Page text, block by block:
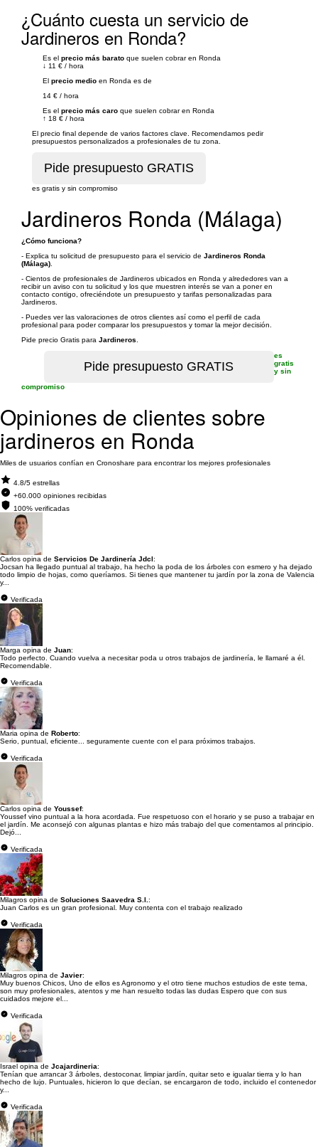
¿Cuánto cuesta un servicio de
Jardineros en Ronda?
Es el precio más barato que suelen cobrar en Ronda
↓ 11 € / hora
El precio medio en Ronda es de
14 € / hora
Es el precio más caro que suelen cobrar en Ronda
↑ 18 € / hora
El precio final depende de varios factores clave. Recomendamos pedir
presupuestos personalizados a profesionales de tu zona.
es gratis y sin compromiso
Jardineros Ronda (Málaga)
¿Cómo funciona?
- Explica tu solicitud de presupuesto para el servicio de Jardineros Ronda
(Málaga)
- Cientos de profesionales de Jardineros ubicados en Ronda y alrededores van a
recibir un aviso con tu solicitud y los que muestren interés se van a poner en
contacto contigo, ofreciéndote un presupuesto y tarifas personalizadas para
Jardineros.
- Puedes ver las valoraciones de otros clientes así como el perfil de cada
profesional para poder comparar los presupuestos y tomar la mejor decisión.
Pide precio Gratis para Jardineros
es
gratis
y sin
compromiso
Opiniones de clientes sobre
jardineros en Ronda
Miles de usuarios confían en Cronoshare para encontrar los mejores profesionales
4.8/5 estrellas
+60.000 opiniones recibidas
100% verificadas
Carlos opina de Servicios De Jardinería Jdcl:
Jocsan ha llegado puntual al trabajo, ha hecho la poda de los árboles con esmero y ha dejado
todo limpio de hojas, como queríamos. Si tienes que mantener tu jardín por la zona de Valencia
y...
Verificada
Marga opina de Juan:
Todo perfecto. Cuando vuelva a necesitar poda u otros trabajos de jardinería, le llamaré a él.
Recomendable.
Verificada
Maria opina de Roberto:
Serio, puntual, eficiente... seguramente cuente con el para próximos trabajos.
Verificada
Carlos opina de Youssef:
Youssef vino puntual a la hora acordada. Fue respetuoso con el horario y se puso a trabajar en
el jardín. Me aconsejó con algunas plantas e hizo más trabajo del que comentamos al principio.
Dejó...
Verificada
Milagros opina de Soluciones Saavedra S.l. :
Juan Carlos es un gran profesional. Muy contenta con el trabajo realizado
Verificada
Milagros opina de Javier:
Muy buenos Chicos, Uno de ellos es Agronomo y el otro tiene muchos estudios de este tema,
son muy profesionales, atentos y me han resuelto todas las dudas Espero que con sus
cuidados mejore el...
Verificada
Israel opina de Jcajardineria:
Tenían que arrancar 3 árboles, destoconar, limpiar jardín, quitar seto e igualar tierra y lo han
hecho de lujo. Puntuales, hicieron lo que decían, se encargaron de todo, incluido el contenedor
y...
Verificada